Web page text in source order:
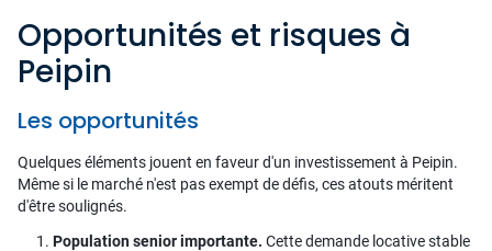
Opportunités et risques à
Peipin
Les opportunités
Quelques éléments jouent en faveur d'un investissement à Peipin.
Même si le marché n'est pas exempt de défis, ces atouts méritent
d'être soulignés.
Population senior importante. Cette demande locative stable